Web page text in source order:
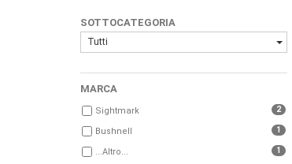
SOTTOCATEGORIA
Tutti
MARCA
Sightmark 2
Bushnell 1
...Altro... 1